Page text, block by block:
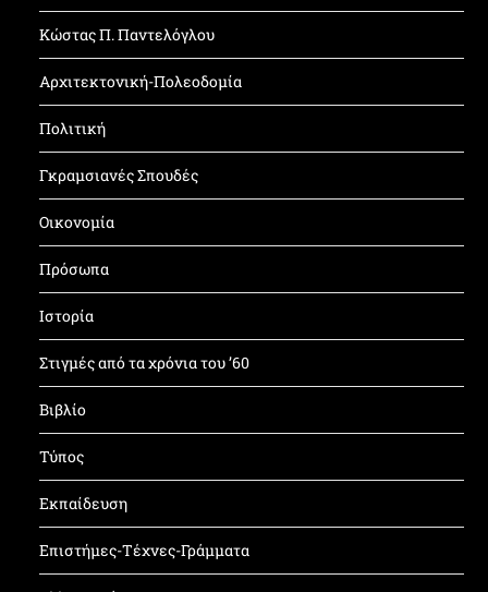
Κώστας Π. Παντελόγλου
Αρχιτεκτονική-Πολεοδομία
Πολιτική
Γκραμσιανές Σπουδές
Οικονομία
Πρόσωπα
Ιστορία
Στιγμές από τα χρόνια του ’60
Βιβλίο
Τύπος
Εκπαίδευση
Επιστήμες-Τέχνες-Γράμματα